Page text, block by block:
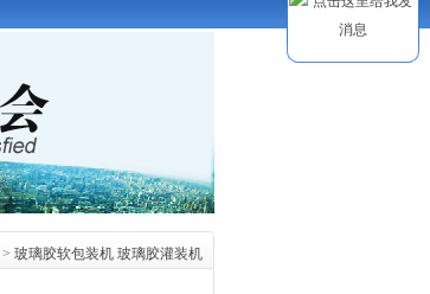
> 玻璃胶软包装机 玻璃胶灌装机